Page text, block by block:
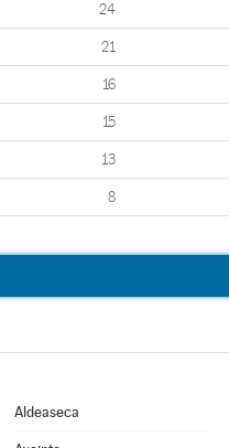
24
21
16
15
13
8
Aldeaseca